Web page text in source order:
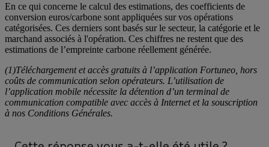
En ce qui concerne le calcul des estimations, des coefficients de
conversion euros/carbone sont appliquées sur vos opérations
catégorisées. Ces derniers sont basés sur le secteur, la catégorie et le
marchand associés à l'opération. Ces chiffres ne restent que des
estimations de l’empreinte carbone réellement générée.
(1)Téléchargement et accès gratuits à l’application Fortuneo, hors
coûts de communication selon opérateurs. L’utilisation de
l’application mobile nécessite la détention d’un terminal de
communication compatible avec accès à Internet et la souscription
à nos Conditions Générales.